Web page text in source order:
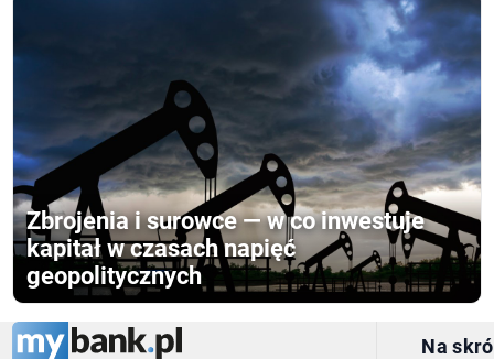
Zbrojenia i surowce — w co inwestuje
kapitał w czasach napięć
geopolitycznych
Na